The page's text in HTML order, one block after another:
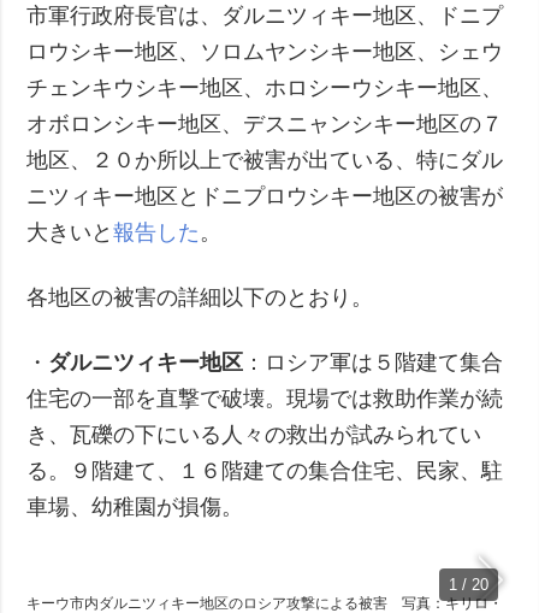
市軍行政府長官は、ダルニツィキー地区、ドニプ
ロウシキー地区、ソロムヤンシキー地区、シェウ
チェンキウシキー地区、ホロシーウシキー地区、
オボロンシキー地区、デスニャンシキー地区の７
地区、２０か所以上で被害が出ている、特にダル
ニツィキー地区とドニプロウシキー地区の被害が
大きいと報告した 。
各地区の被害の詳細以下のとおり。
・ ダルニツィキー地区 ：ロシア軍は５階建て集合
住宅の一部を直撃で破壊。現場では救助作業が続
き、瓦礫の下にいる人々の救出が試みられてい
る。９階建て、１６階建ての集合住宅、民家、駐
車場、幼稚園が損傷。
1 / 20
キーウ市内ダルニツィキー地区のロシア攻撃による被害 写真：キリロ・